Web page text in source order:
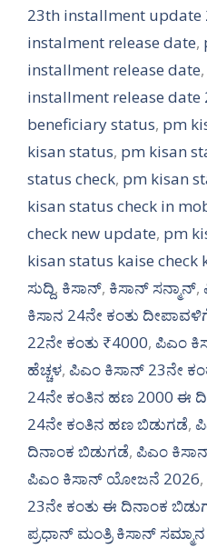
23th installment update
instalment release date,
installment release date,
installment release date
beneficiary status, pm
kisan status, pm kisan
status check, pm kisan
kisan status check in
check new update, pm
kisan status kaise check
ಸುದ್ದಿ, ಕಿಸಾನ್, ಕಿಸಾನ್ ಸನ್ಮಾನ್,
ಕಿಸಾನ 24ನೇ ಕಂತು
22ನೇ ಕಂತು ₹4000, ಪಿಎಂ
ಹೆಚ್ಚಳ, ಪಿಎಂ ಕಿಸಾನ್ 23ನೇ
24ನೇ ಕಂತಿನ ಹಣ 2000 ಈ
24ನೇ ಕಂತಿನ ಹಣ ಬಿಡುಗಡೆ,
ದಿನಾಂಕ ಬಿಡುಗಡೆ, ಪಿಎಂ
ಪಿಎಂ ಕಿಸಾನ್ ಯೋಜನೆ 2026,
23ನೇ ಕಂತು ಈ ದಿನಾಂಕ
ಪ್ರಧಾನ್ ಮಂತ್ರಿ ಕಿಸಾನ್